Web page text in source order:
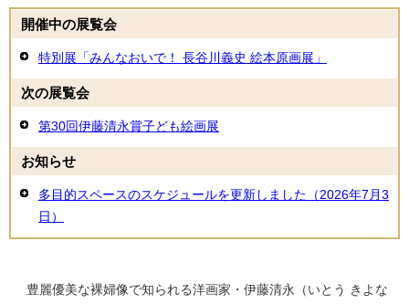
開催中の展覧会
特別展「みんなおいで！ 長谷川義史 絵本原画展」
次の展覧会
第30回伊藤清永賞子ども絵画展
お知らせ
多目的スペースのスケジュールを更新しました（2026年7月3
日）
豊麗優美な裸婦像で知られる洋画家・伊藤清永（いとう きよな